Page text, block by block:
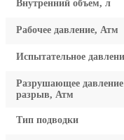
Внутренний объем, л
Рабочее давление, Атм
Испытательное
Разрушающее
разрыв, Атм
Тип подводки